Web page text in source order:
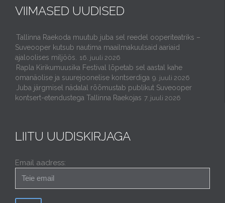
VIIMASED UUDISED
Tallinna Raekoda muutub juba sel reedel ooperiteatriks –
Suveooper kutsub nautima maailmakuulsaid aariaid
ajaloolises miljöös. 16. juuli 2026
Rapla Kirikumuusika Festival lõpetab sel aastal kahe
omanäolise ja suurejoonelise kontserdiga 9. juuli 2026
Juba järgmisel nädalal rõõmustab publikut Suveooper
kontsert-etendustega Tallinna Raekojas 7. juuli 2026
LIITU UUDISKIRJAGA
Email aadress: